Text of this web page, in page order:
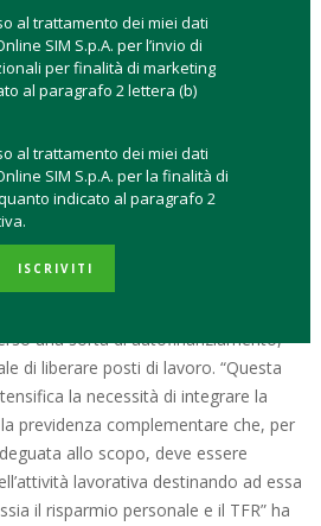
tra governo e sindacati,
di Bilancio.
notizia e una spinta ulteriore verso
alternative di previdenza. Ma quanto
per mantenere lo stesso tenore
una sorta di autofinanziamento,
di liberare posti di lavoro. “Questa
la necessità di integrare la
previdenza complementare che, per
allo scopo, deve essere
lavorativa destinando ad essa
il risparmio personale e il TFR” ha
al trattamento dei miei dati
SIM S.p.A. per l’invio di
per finalità di marketing
al paragrafo 2 lettera (b)
al trattamento dei miei dati
SIM S.p.A. per la finalità di
indicato al paragrafo 2
ISCRIVITI